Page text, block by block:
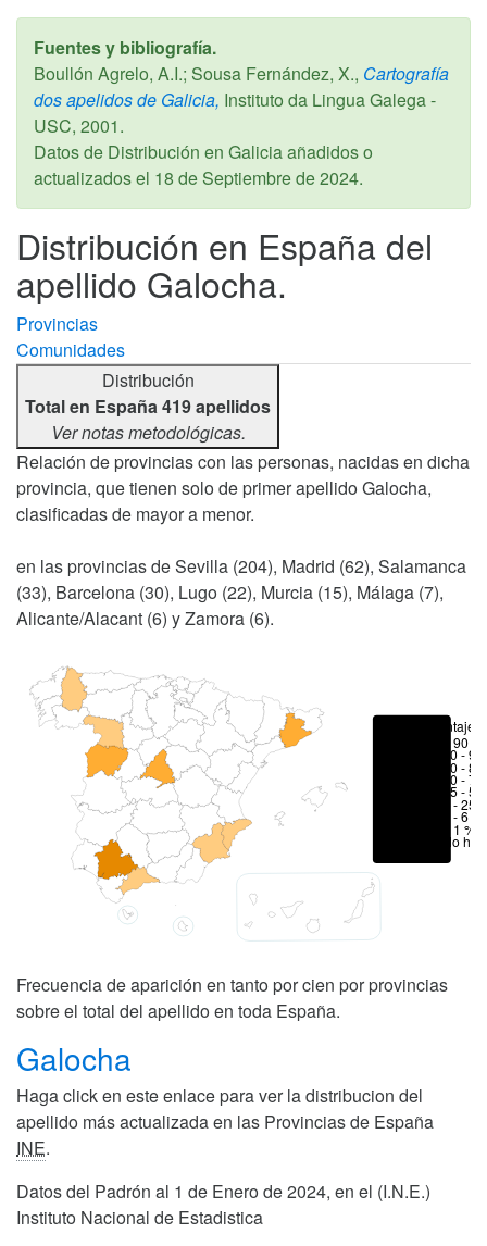
Fuentes y bibliografía.
Boullón Agrelo, A.I.; Sousa Fernández, X., Cartografía
dos apelidos de Galicia, Instituto da Lingua Galega -
USC, 2001.
Datos de Distribución en Galicia añadidos o
actualizados el 18 de Septiembre de 2024.
Distribución en España del
apellido Galocha.
Provincias
Comunidades
Distribución
Total en España 419 apellidos
Ver notas metodológicas.
Relación de provincias con las personas, nacidas en dicha
provincia, que tienen solo de primer apellido Galocha,
clasificadas de mayor a menor.
en las provincias de Sevilla (204), Madrid (62), Salamanca
(33), Barcelona (30), Lugo (22), Murcia (15), Málaga (7),
Alicante/Alacant (6) y Zamora (6).
Porcentajes
> 90 %
80 -
70 -
50 -
25 -
6 - 25
1 - 6 %
< 1 %
No hay
Frecuencia de aparición en tanto por cien por provincias
sobre el total del apellido en toda España.
Galocha
Haga click en este enlace para ver la distribucion del
apellido más actualizada en las Provincias de España
INE.
Datos del Padrón al 1 de Enero de 2024, en el (I.N.E.)
Instituto Nacional de Estadistica